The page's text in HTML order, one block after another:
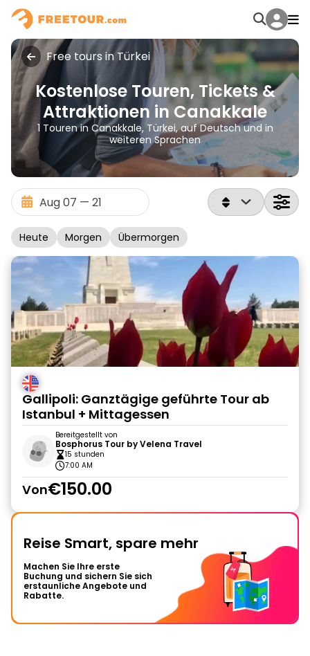
Free tours in Türkei
Kostenlose Touren, Tickets &
Attraktionen in Canakkale
1 Touren in Canakkale, Türkei, auf Deutsch und in
weiteren Sprachen
Heute Morgen Übermorgen
Gallipoli: Ganztägige geführte Tour ab
Istanbul + Mittagessen
Bereitgestellt von
Bosphorus Tour by Velena Travel
15 stunden
7:00 AM
Von€150.00
Reise Smart, spare mehr
Machen Sie Ihre erste
Buchung und sichern Sie sich
erstaunliche Angebote und
Rabatte.